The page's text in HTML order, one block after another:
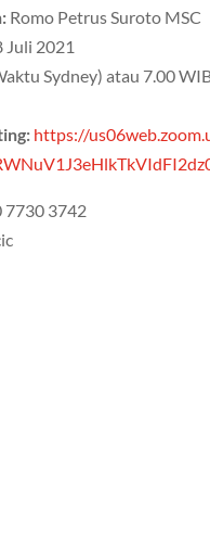
Romo Petrus Suroto MSC
Juli 2021
Sydney) atau 7.00
https://
7730 3742